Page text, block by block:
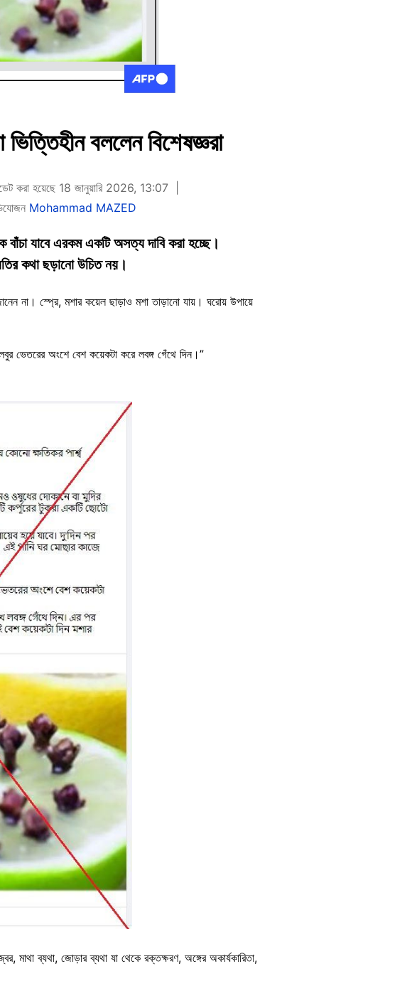
ভিত্তিহীন বললেন বিশেষজ্ঞরা
করা হয়েছে 18 জানুয়ারি 2026, 13:07
Mohammad MAZED
বাঁচা যাবে এরকম একটি অসত্য দাবি করা হচ্ছে।
কথা ছড়ানো উচিত নয়।
না। স্প্রে, মশার কয়েল ছাড়াও মশা তাড়ানো যায়। ঘরোয় উপায়ে
ভেতরের অংশে বেশ কয়েকটা করে লবঙ্গ গেঁথে দিন।”
মাথা ব্যথা, জোড়ার ব্যথা যা থেকে রক্তক্ষরণ, অঙ্গের অকার্যকারিতা,